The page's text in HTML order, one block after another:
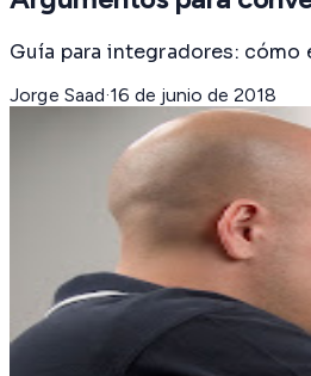
Guía para integradores:
Jorge Saad·16 de junio de 2018